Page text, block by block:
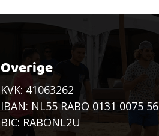
Overige
KVK: 41063262
IBAN: NL55 RABO 0131 0075 56
BIC: RABONL2U